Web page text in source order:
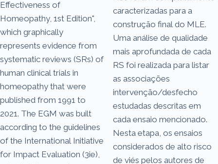
Effectiveness of
Homeopathy, 1st Edition",
which graphically
represents evidence from
systematic reviews (SRs) of
human clinical trials in
homeopathy that were
published from 1991 to
2021. The EGM was built
according to the guidelines
of the International Initiative
for Impact Evaluation (3ie),
caracterizadas para a
construção final do MLE.
Uma análise de qualidade
mais aprofundada de cada
RS foi realizada para listar
as associações
intervenção/desfecho
estudadas descritas em
cada ensaio mencionado.
Nesta etapa, os ensaios
considerados de alto risco
de viés pelos autores de